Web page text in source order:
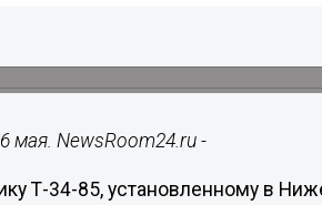
мая. NewsRoom24.ru -
Т-34-85, установленному в